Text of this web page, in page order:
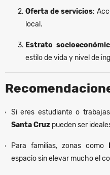
Oferta de servicios:
local.
Estrato
estilo de vida y nivel de
Si eres estudiante o
Santa Cruz pueden ser
Para familias, zonas como
espacio sin elevar mucho el